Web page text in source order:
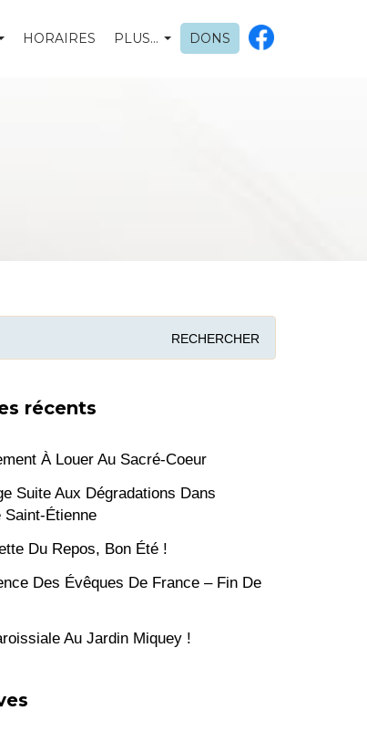
HORAIRES PLUS… DONS
récents
À Louer Au Sacré-Coeur
Suite Aux Dégradations Dans
Saint-Étienne
Du Repos, Bon Été !
Des Évêques De France – Fin De
Au Jardin Miquey !